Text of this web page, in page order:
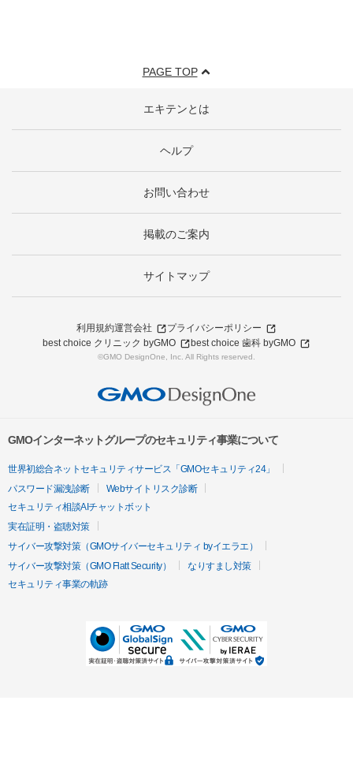
PAGE TOP
エキテンとは
ヘルプ
お問い合わせ
掲載のご案内
サイトマップ
利用規約運営会社
プライバシーポリシー
best choice クリニック byGMO
best choice 歯科 byGMO
©GMO DesignOne, Inc. All Rights reserved.
GMOインターネットグループのセキュリティ事業について
世界初総合ネットセキュリティサービス「GMOセキュリティ24」
パスワード漏洩診断
Webサイトリスク診断
セキュリティ相談AIチャットボット
実在証明・盗聴対策
サイバー攻撃対策（GMOサイバーセキュリティ byイエラエ）
サイバー攻撃対策（GMO Flatt Security）
なりすまし対策
セキュリティ事業の軌跡